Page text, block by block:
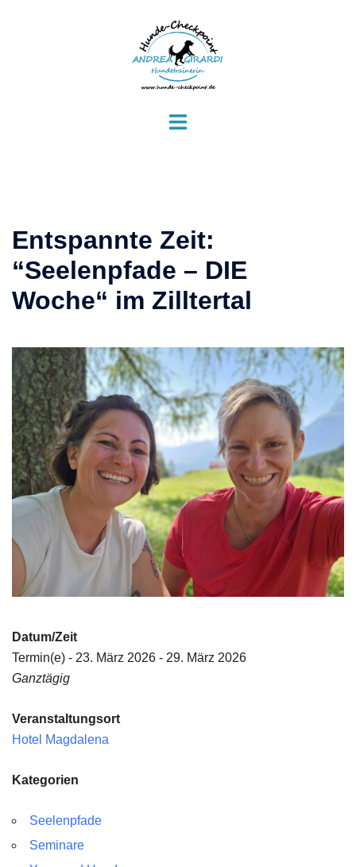
Menü
Entspannte Zeit:
“Seelenpfade – DIE
Woche“ im Zilltertal
Datum/Zeit
Termin(e) - 23. März 2026 - 29. März 2026
Ganztägig
Veranstaltungsort
Hotel Magdalena
Kategorien
Seelenpfade
Seminare